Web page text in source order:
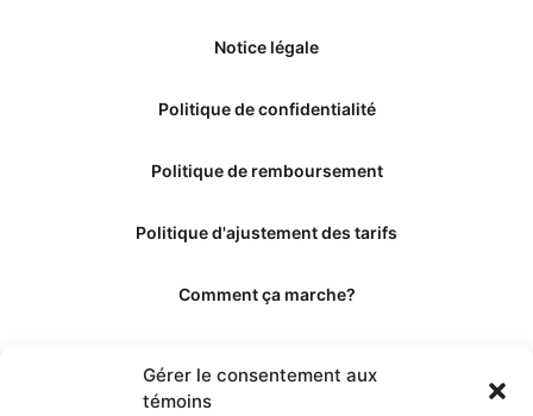
Gérer le consentement aux
témoins
Notice légale
Politique de confidentialité
Politique de remboursement
Politique d'ajustement des tarifs
Comment ça marche?